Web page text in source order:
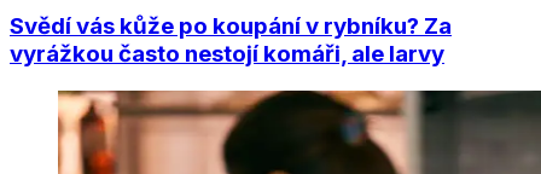
Svědí vás kůže po koupání v rybníku? Za
vyrážkou často nestojí komáři, ale larvy